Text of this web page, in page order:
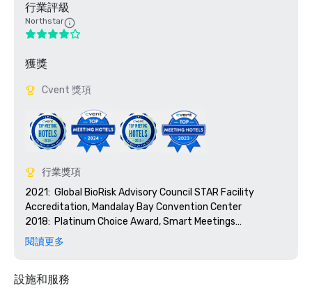
行業評級
Northstar
獲獎
Cvent 獎項
行業獎項
2021:  Global BioRisk Advisory Council STAR Facility
Accreditation, Mandalay Bay Convention Center
2018:  Platinum Choice Award, Smart Meetings
2018:  Best Of Award, Meetings Today
2016:  Best Convention Center Hotel, Smart Meetings
閱讀更多
設施和服務